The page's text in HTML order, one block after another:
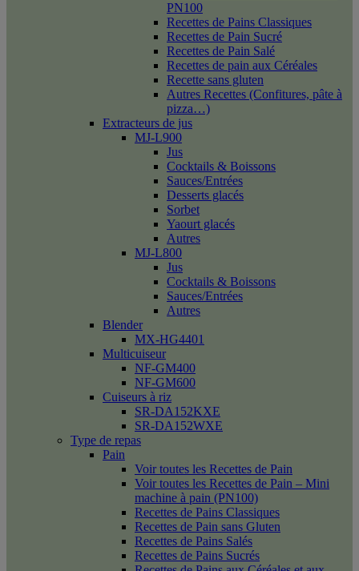
PN100
Recettes de Pains Classiques
Recettes de Pain Sucré
Recettes de Pain Salé
Recettes de pain aux Céréales
Recette sans gluten
Autres Recettes (Confitures, pâte à
pizza…)
Extracteurs de jus
MJ-L900
Jus
Cocktails & Boissons
Sauces/Entrées
Desserts glacés
Sorbet
Yaourt glacés
Autres
MJ-L800
Jus
Cocktails & Boissons
Sauces/Entrées
Autres
Blender
MX-HG4401
Multicuiseur
NF-GM400
NF-GM600
Cuiseurs à riz
SR-DA152KXE
SR-DA152WXE
Type de repas
Pain
Voir toutes les Recettes de Pain
Voir toutes les Recettes de Pain – Mini
machine à pain (PN100)
Recettes de Pains Classiques
Recettes de Pain sans Gluten
Recettes de Pains Salés
Recettes de Pains Sucrés